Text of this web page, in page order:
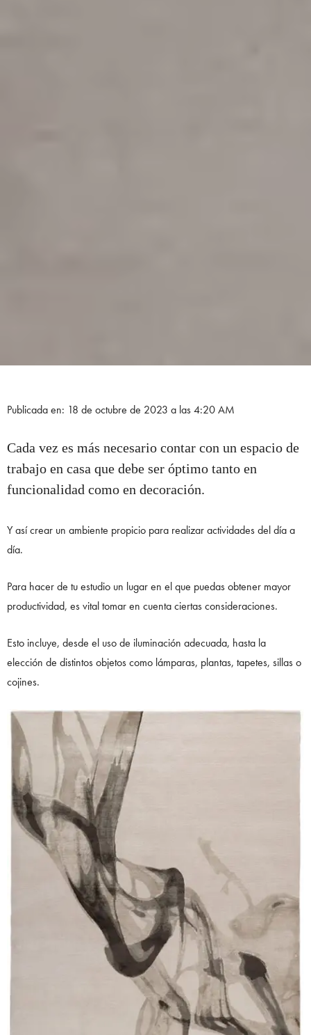
Publicada en: 18 de octubre de 2023 a las 4:20 AM
Cada vez es más necesario contar con un espacio de
trabajo en casa que debe ser óptimo tanto en
funcionalidad como en decoración.
Y así crear un ambiente propicio para realizar actividades del día a
día.
Para hacer de tu estudio un lugar en el que puedas obtener mayor
productividad, es vital tomar en cuenta ciertas consideraciones.
Esto incluye, desde el uso de iluminación adecuada, hasta la
elección de distintos objetos como lámparas, plantas, tapetes, sillas o
cojines.